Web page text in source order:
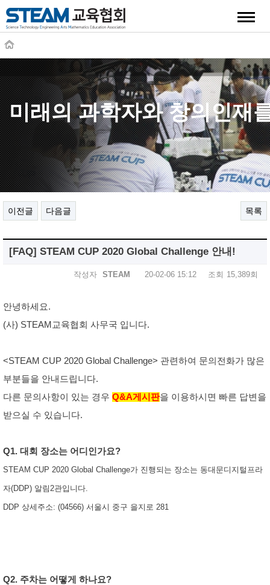
미래의 과학자와 창의인재
이전글 다음글 목록
[FAQ] STEAM CUP 2020 Global Challenge 안내!
작성자 STEAM 20-02-06 15:12 조회 15,389회
안녕하세요.
(사) STEAM교육협회 사무국 입니다.
<STEAM CUP 2020 Global Challenge> 관련하여 문의전화가 많은
부분들을 안내드립니다.
다른 문의사항이 있는 경우 Q&A게시판을 이용하시면 빠른 답변을
받으실 수 있습니다.
Q1. 대회 장소는 어디인가요?
STEAM CUP 2020 Global Challenge가 진행되는 장소는 동대문디지털프라
자(DDP) 알림2관입니다.
DDP 상세주소: (04566) 서울시 중구 을지로 281
Q2. 주차는 어떻게 하나요?